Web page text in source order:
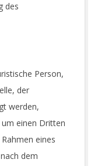
des
Person,
der
werden,
einen Dritten
eines
dem